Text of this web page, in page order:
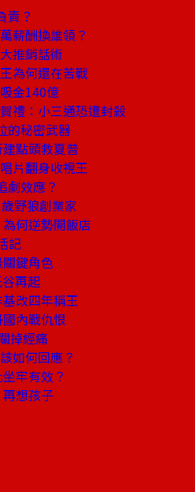
？
薪酬換誰領？
推銷話術
為何還在苦戰
金140億
禮：小三通恐遭封殺
的秘密武器
點頭救夏普
片翻身收視王
劇效應？
野狼創業家
何逆勢開飯店
記
鍵角色
再起
改四年稱王
內戰仇恨
掉經痛
如何回應？
牢有效？
想孩子